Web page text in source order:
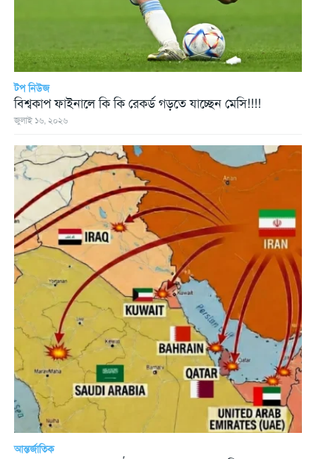
টপ নিউজ
বিশ্বকাপ ফাইনালে কি কি রেকর্ড গড়তে যাচ্ছেন মেসি!!!!
জুলাই ১৬, ২০২৬
আন্তর্জাতিক